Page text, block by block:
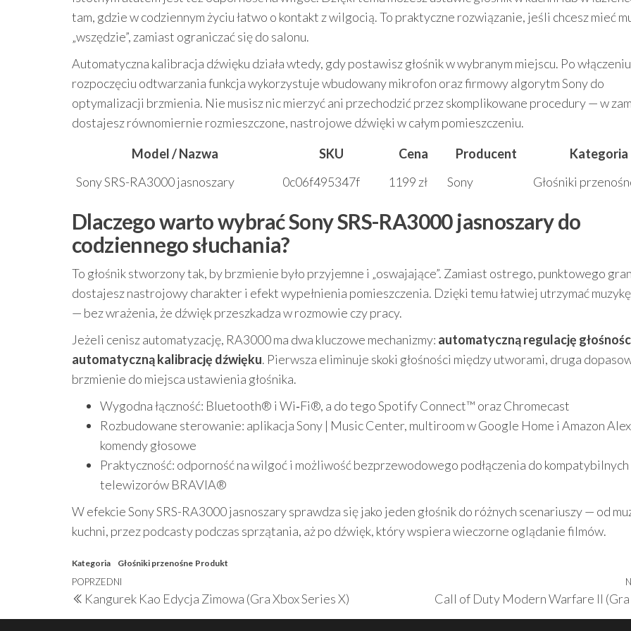
tam, gdzie w codziennym życiu łatwo o kontakt z wilgocią. To praktyczne rozwiązanie, jeśli chcesz mieć
„wszędzie”, zamiast ograniczać się do salonu.
Automatyczna kalibracja dźwięku działa wtedy, gdy postawisz głośnik w wybranym miejscu. Po
rozpoczęciu odtwarzania funkcja wykorzystuje wbudowany mikrofon oraz firmowy algorytm Sony do
optymalizacji brzmienia. Nie musisz nic mierzyć ani przechodzić przez skomplikowane procedury — w
dostajesz równomiernie rozmieszczone, nastrojowe dźwięki w całym pomieszczeniu.
Model / Nazwa
SKU Cena Producent
Kategoria
Sony SRS-RA3000 jasnoszary
0c06f495347f 1199 zł Sony Głośniki
Dlaczego warto wybrać Sony SRS-RA3000 jasnoszary do
codziennego słuchania?
To głośnik stworzony tak, by brzmienie było przyjemne i „oswajające”. Zamiast ostrego, punktowego
dostajesz nastrojowy charakter i efekt wypełnienia pomieszczenia. Dzięki temu łatwiej utrzymać
— bez wrażenia, że dźwięk przeszkadza w rozmowie czy pracy.
Jeżeli cenisz automatyzację, RA3000 ma dwa kluczowe mechanizmy: automatyczną regulację
automatyczną kalibrację dźwięku. Pierwsza eliminuje skoki głośności między utworami, druga
brzmienie do miejsca ustawienia głośnika.
Wygodna łączność: Bluetooth® i Wi‑Fi®, a do tego Spotify Connect™ oraz Chromecast
Rozbudowane sterowanie: aplikacja Sony | Music Center, multiroom w Google Home i Amazon
komendy głosowe
Praktyczność: odporność na wilgoć i możliwość bezprzewodowego podłączenia do kompatybilnych
telewizorów BRAVIA®
W efekcie Sony SRS-RA3000 jasnoszary sprawdza się jako jeden głośnik do różnych scenariuszy — od
kuchni, przez podcasty podczas sprzątania, aż po dźwięk, który wspiera wieczorne oglądanie filmów.
Kategoria Głośniki przenośne Produkt
Nawigacja
wpisu
Poprzedni
wpis
POPRZEDNI
Kangurek Kao Edycja Zimowa (Gra Xbox Series X) Call of Duty Modern Warfare II (Gra